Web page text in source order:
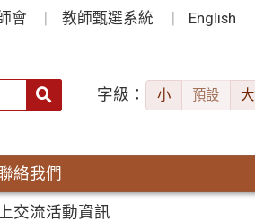
會 教師甄選系統 English
字級： 小 預設 大
絡我們
交流活動資訊